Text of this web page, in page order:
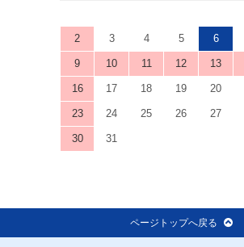
2 3 4 5 6
9 10 11 12 13
16 17 18 19 20
23 24 25 26 27
30
31
ページトップへ戻る